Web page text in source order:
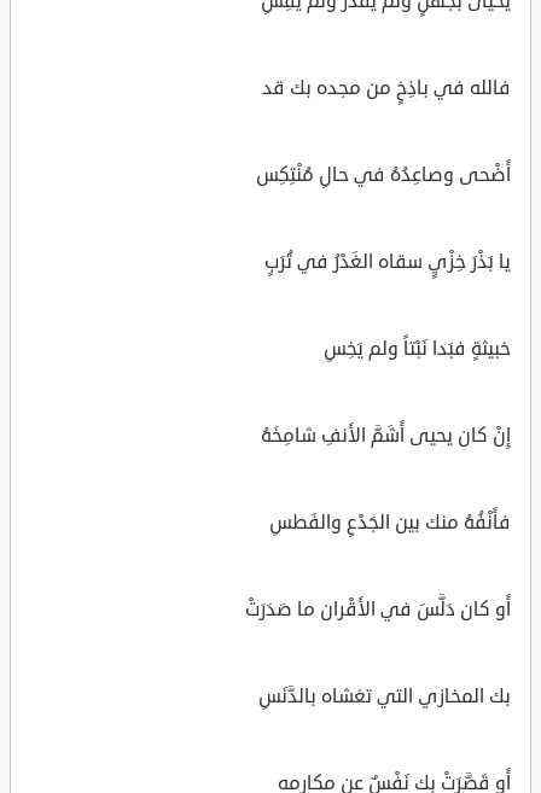
فالله في باذِخٍ من مجده بك قد
أَضْحى وصاعِدُهُ في حالِ مُنْتِكِس
يا بَذْرَ خِزْيٍ سقاه الغَدْرُ في تُرَبٍ
خبيثةٍ فبَدا نَبْتاً ولم يَخِسِ
إِنْ كان يحيى أَشَمَّ الأَنفِ شامِخَهُ
فأَنْفُهُ منك بين الجَدْعِ والفَطسِ
أَو كان دَلَّسَ في الأَقْران ما صَدَرَتْ
بك المخازي التي تغشاه بالدَّنَسِ
أَو قَصَّرَتْ بك نَفْسٌ عن مكارمه